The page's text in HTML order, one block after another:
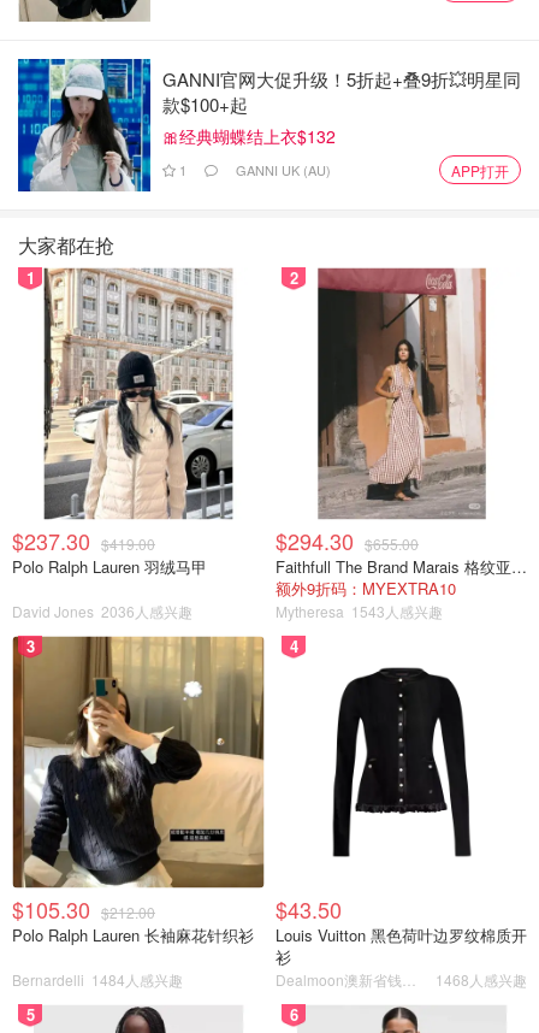
GANNI官网大促升级！5折起+叠9折💥明星同
款$100+起
🎀经典蝴蝶结上衣$132
1 GANNI UK (AU) APP打开
大家都在抢
1
$237.30 $419.00
Polo Ralph Lauren 羽绒马甲
David Jones 2036人感兴趣
2
$294.30 $655.00
Faithfull The Brand Marais 格纹亚麻吊带中长连衣裙
额外9折码：MYEXTRA10
Mytheresa 1543人感兴趣
3
$105.30 $212.00
Polo Ralph Lauren 长袖麻花针织衫
Bernardelli 1484人感兴趣
4
$43.50
Louis Vuitton 黑色荷叶边罗纹棉质开
衫
1468人感兴趣
5 6